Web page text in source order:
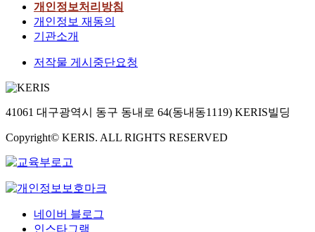
개인정보처리방침
개인정보 재동의
기관소개
저작물 게시중단요청
41061 대구광역시 동구 동내로 64(동내동1119) KERIS빌딩
Copyright© KERIS. ALL RIGHTS RESERVED
네이버 블로그
인스타그램